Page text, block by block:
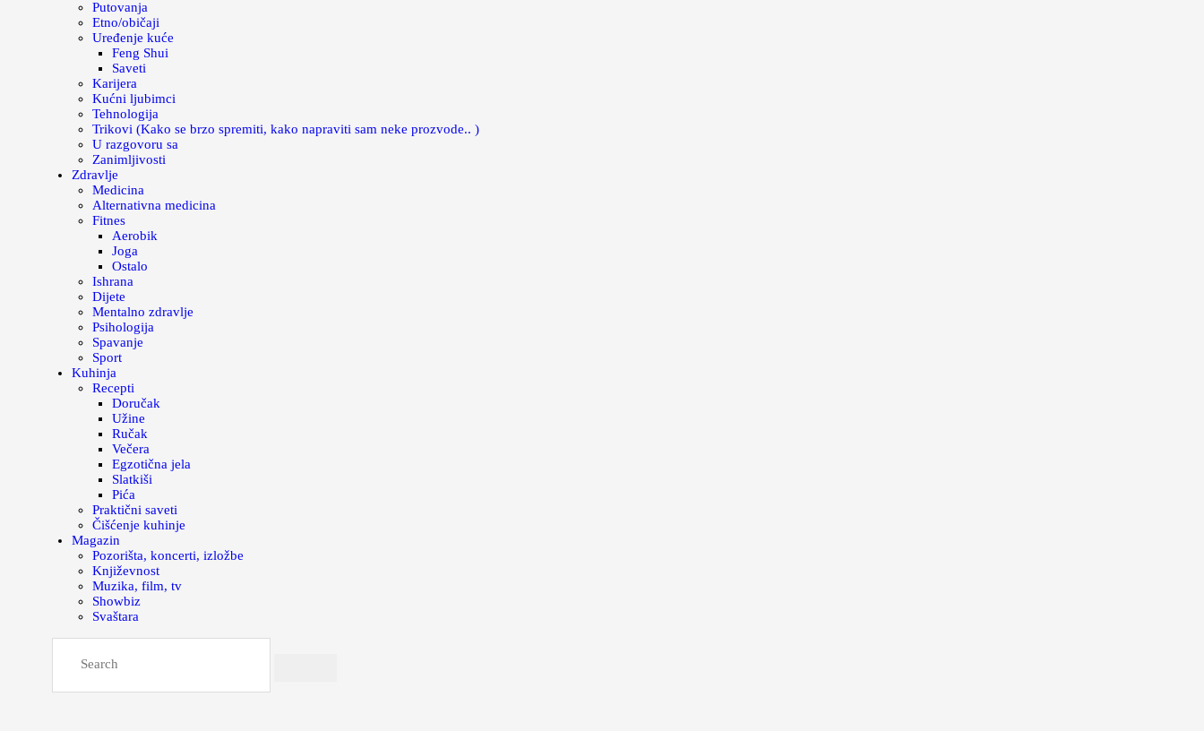
Putovanja
Etno/običaji
Uređenje kuće
Feng Shui
Saveti
Karijera
Kućni ljubimci
Tehnologija
Trikovi (Kako se brzo spremiti, kako napraviti sam neke prozvode.. )
U razgovoru sa
Zanimljivosti
Zdravlje
Medicina
Alternativna medicina
Fitnes
Aerobik
Joga
Ostalo
Ishrana
Dijete
Mentalno zdravlje
Psihologija
Spavanje
Sport
Kuhinja
Recepti
Doručak
Užine
Ručak
Večera
Egzotična jela
Slatkiši
Pića
Praktični saveti
Čišćenje kuhinje
Magazin
Pozorišta, koncerti, izložbe
Književnost
Muzika, film, tv
Showbiz
Svaštara